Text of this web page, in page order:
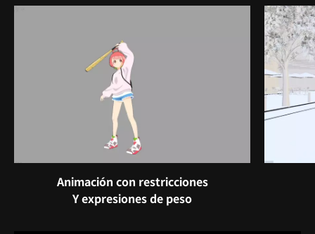
Animación con restricciones
Y expresiones de peso